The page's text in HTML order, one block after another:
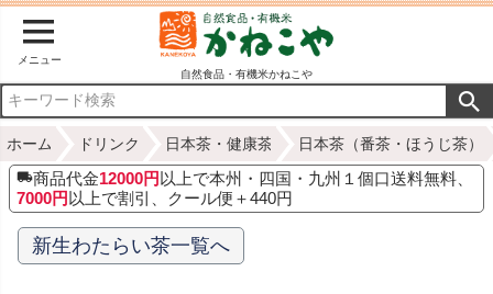
メニュー
自然食品・有機米かねこや
ホーム ドリンク 日本茶・健康茶 日本茶（番茶・ほうじ茶）
商品代金12000円 以上で本州・四国・九州１個口送料無料、
7000円 以上で割引、クール便＋440円
新生わたらい茶一覧へ